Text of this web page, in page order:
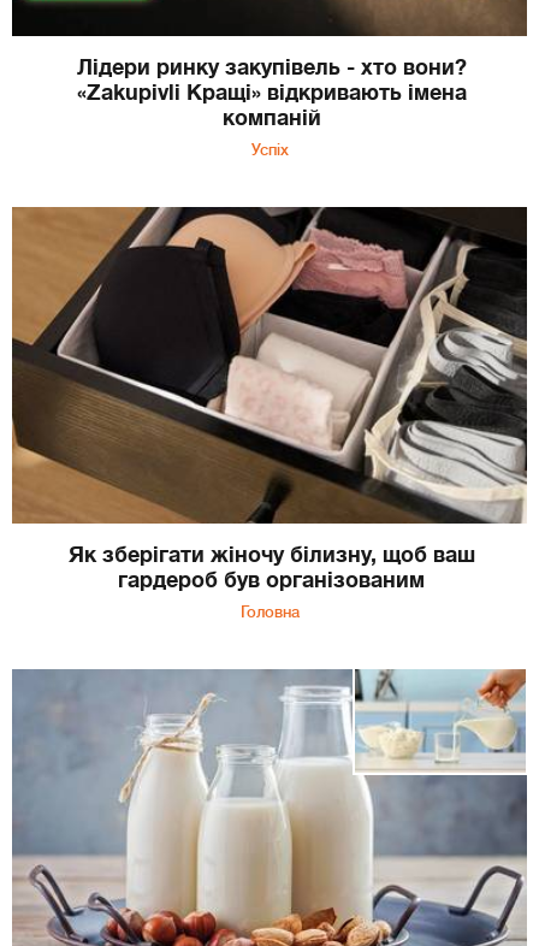
Лідери ринку закупівель - хто вони?
«Zakupivli Кращі» відкривають імена
компаній
Успіх
Як зберігати жіночу білизну, щоб ваш
гардероб був організованим
Головна